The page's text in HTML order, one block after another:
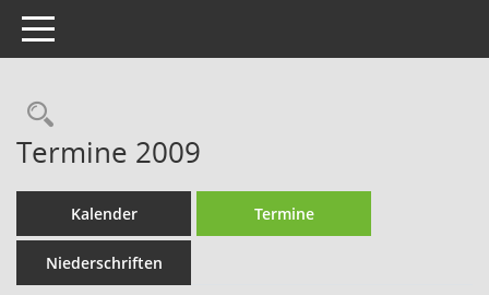
Toggle navigation
Rechercheauswahl
Termine 2009
Kalender Termine
Niederschriften